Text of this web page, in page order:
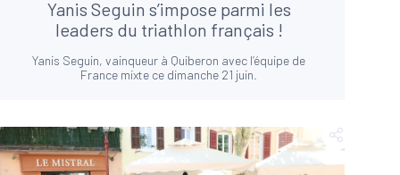
Yanis Seguin s’impose parmi les
leaders du triathlon français !
Yanis Seguin, vainqueur à Quiberon avec l’équipe de
France mixte ce dimanche 21 juin.